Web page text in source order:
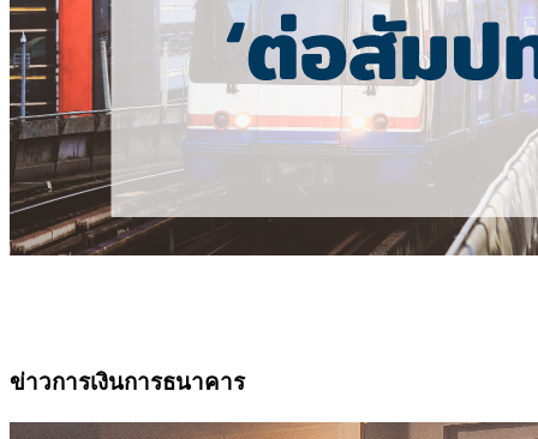
ข่าวการเงินการธนาคาร